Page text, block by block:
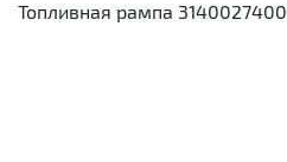
Топливная рампа 3140027400